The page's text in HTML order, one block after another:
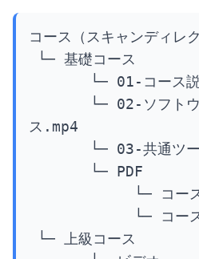
コース（スキャンディレ
ス.mp4